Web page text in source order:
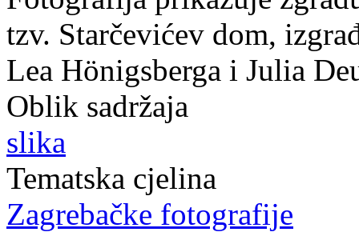
tzv. Starčevićev dom,
Lea Hönigsberga i Julia
Oblik sadržaja
slika
Tematska cjelina
Zagrebačke fotografije